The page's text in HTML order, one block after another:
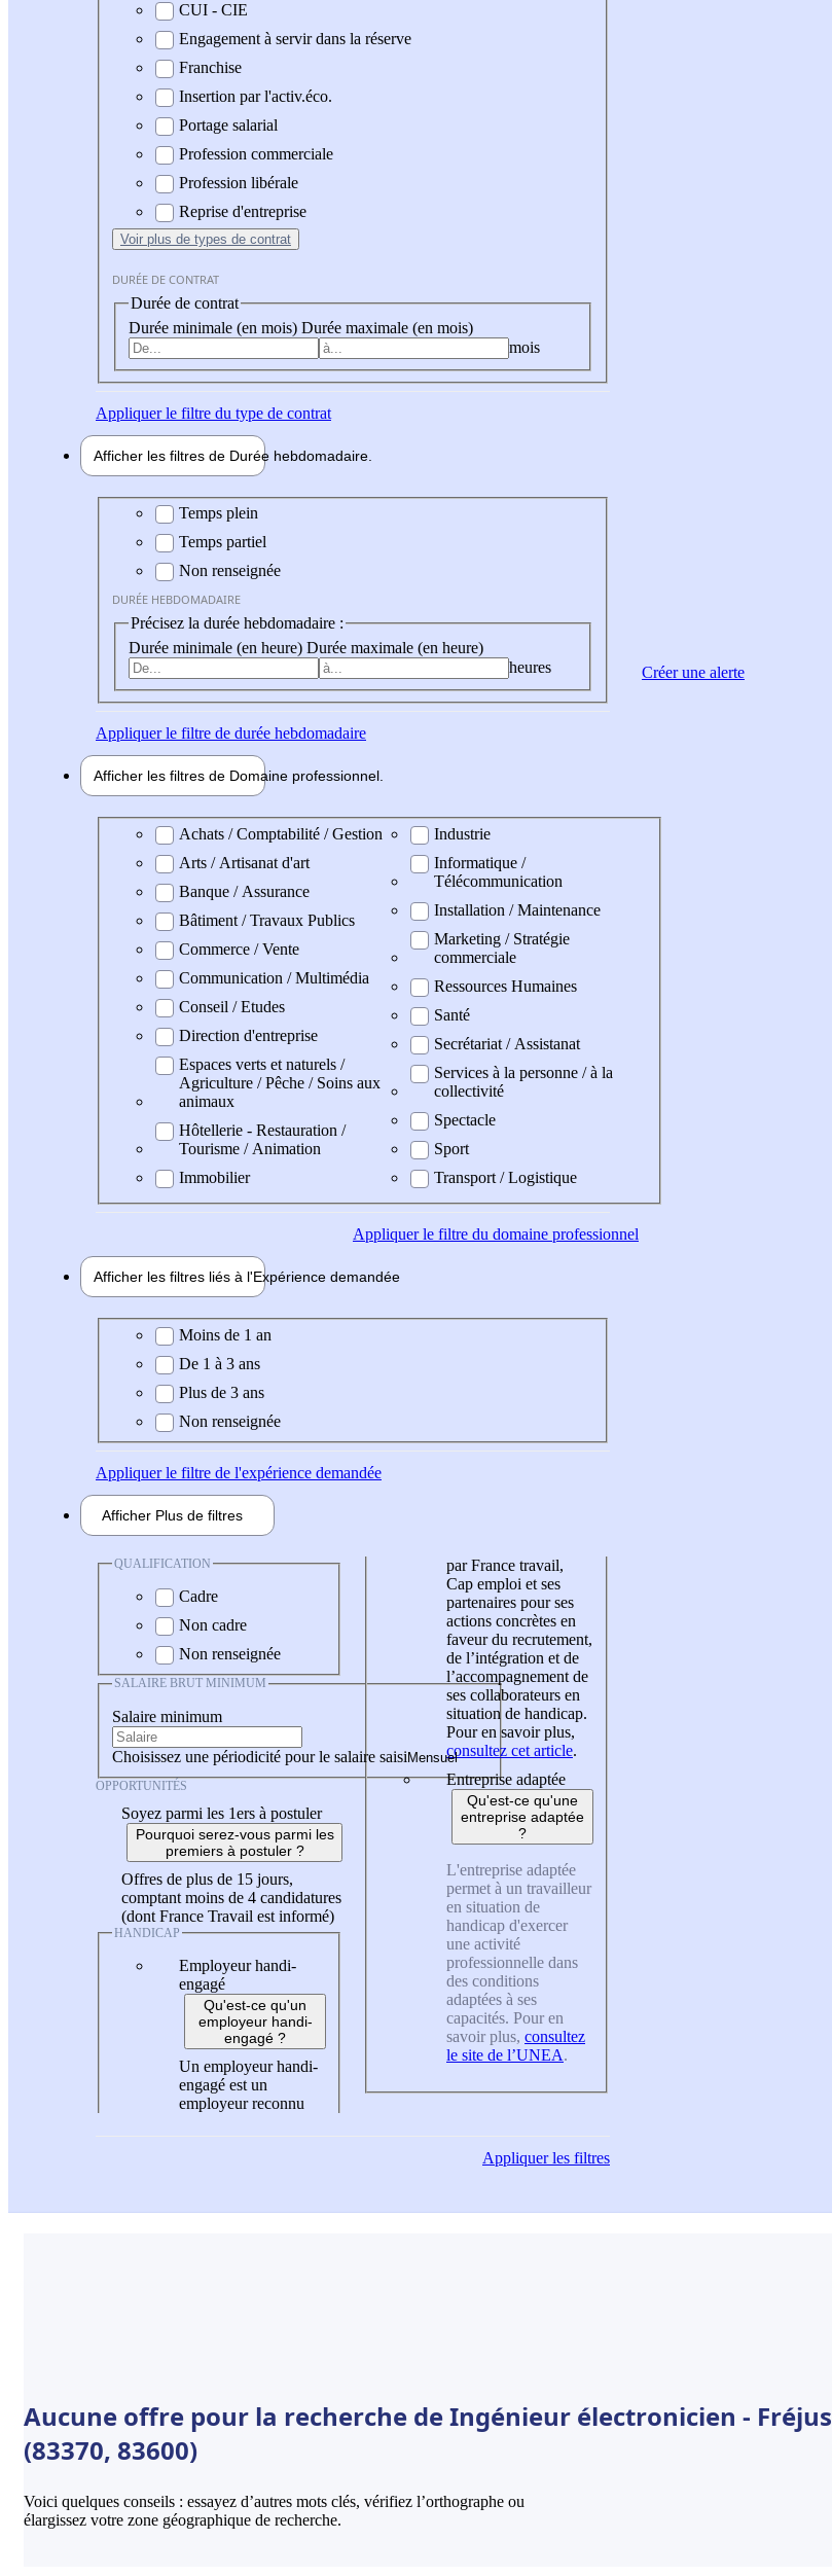
CUI - CIE
Engagement à servir dans la réserve
Franchise
Insertion par l'activ.éco.
Portage salarial
Profession commerciale
Profession libérale
Reprise d'entreprise
Voir plus de types de contrat
DURÉE DE CONTRAT
Durée de contrat
Durée minimale (en mois) Durée maximale (en mois)
mois
Appliquerle filtre du type de contrat
Afficher les filtres de Durée hebdomadaire
Durée hebdomadaire
Temps plein
Temps partiel
Non renseignée
DURÉE HEBDOMADAIRE
Précisez la durée hebdomadaire :
Durée minimale (en heure) Durée maximale (en heure)
heures
Appliquerle filtre de durée hebdomadaire
Afficher les filtres de Domaine professionnel
Domaine professionel
Achats / Comptabilité / Gestion
Arts / Artisanat d'art
Banque / Assurance
Bâtiment / Travaux Publics
Commerce / Vente
Communication / Multimédia
Conseil / Etudes
Direction d'entreprise
Espaces verts et naturels /
Agriculture / Pêche / Soins aux
animaux
Hôtellerie - Restauration /
Tourisme / Animation
Immobilier
Industrie
Informatique /
Télécommunication
Installation / Maintenance
Marketing / Stratégie
commerciale
Ressources Humaines
Santé
Secrétariat / Assistanat
Services à la personne / à la
collectivité
Spectacle
Sport
Transport / Logistique
Appliquerle filtre du domaine professionnel
Afficher les filtres liés à l'Expérience demandée
Expérience demandée
Moins de 1 an
De 1 à 3 ans
Plus de 3 ans
Non renseignée
Appliquerle filtre de l'expérience demandée
Afficher Plus de filtres
QUALIFICATION
Cadre
Non cadre
Non renseignée
SALAIRE BRUT MINIMUM
Salaire minimum
Choisissez une périodicité pour le salaire saisi
OPPORTUNITÉS
Soyez parmi les 1ers à postuler
Pourquoi serez-vous parmi les
premiers à postuler ?
Offres de plus de 15 jours,
comptant moins de 4 candidatures
(dont France Travail est informé)
HANDICAP
Employeur handi-
engagé
Qu'est-ce qu'un
employeur handi-
engagé ?
Un employeur handi-
engagé est un
employeur reconnu
par France travail,
Cap emploi et ses
partenaires pour ses
actions concrètes en
faveur du recrutement,
de l’intégration et de
l’accompagnement de
ses collaborateurs en
situation de handicap.
Pour en savoir plus,
consultez cet article.
Entreprise adaptée
Qu'est-ce qu'une
entreprise adaptée
?
L'entreprise adaptée
permet à un travailleur
en situation de
handicap d'exercer
une activité
professionnelle dans
des conditions
adaptées à ses
capacités. Pour en
savoir plus, consultez
le site de l’UNEA.
Appliquerles filtres
Créer une alerte
Aucune offre pour la recherche de Ingénieur électronicien - Fréjus
(83370, 83600)
Voici quelques conseils : essayez d’autres mots clés, vérifiez l’orthographe ou
élargissez votre zone géographique de recherche.